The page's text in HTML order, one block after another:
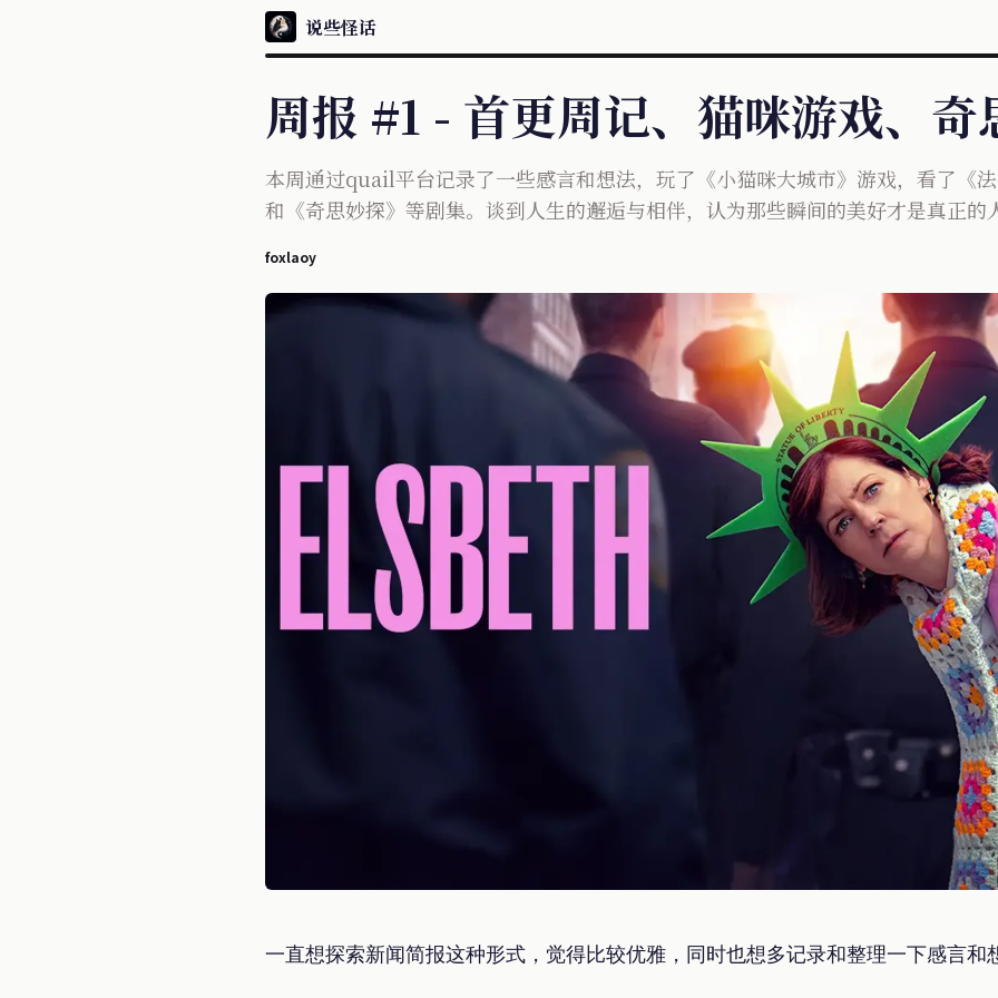
说些怪话
周报 #1 - 首更周记、猫咪游戏、奇
本周通过quail平台记录了一些感言和想法，玩了《小猫咪大城市》游戏，看了《
和《奇思妙探》等剧集。谈到人生的邂逅与相伴，认为那些瞬间的美好才是真正的
foxlaoy
一直想探索新闻简报这种形式，觉得比较优雅，同时也想多记录和整理一下感言和